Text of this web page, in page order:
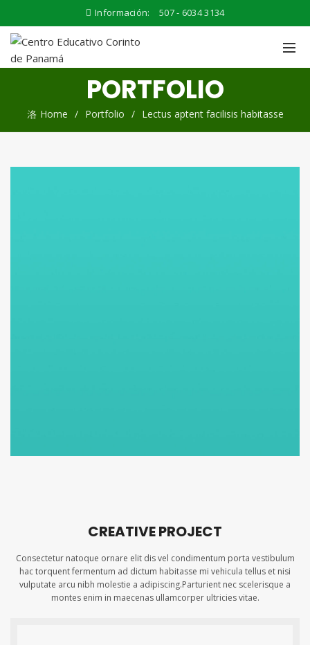
Información: 507 - 6034 3134
PORTFOLIO
Home Portfolio Lectus aptent facilisis habitasse
CREATIVE PROJECT
Consectetur natoque ornare elit dis vel condimentum porta vestibulum
hac torquent fermentum ad dictum habitasse mi vehicula tellus et nisi
vulputate arcu nibh molestie a adipiscing.Parturient nec scelerisque a
montes enim in maecenas ullamcorper ultricies vitae.